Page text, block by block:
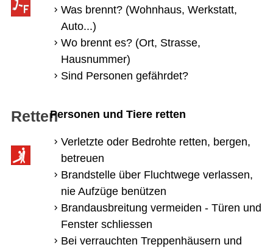
Was brennt? (Wohnhaus, Werkstatt,
Auto...)
Wo brennt es? (Ort, Strasse,
Hausnummer)
Sind Personen gefährdet?
RettenPersonen und Tiere retten
Verletzte oder Bedrohte retten, bergen,
betreuen
Brandstelle über Fluchtwege verlassen,
nie Aufzüge benützen
Brandausbreitung vermeiden - Türen und
Fenster schliessen
Bei verrauchten Treppenhäusern und